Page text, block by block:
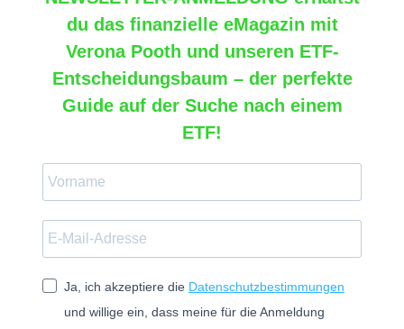
du das finanzielle eMagazin mit
Verona Pooth und unseren ETF-
Entscheidungsbaum – der perfekte
Guide auf der Suche nach einem
ETF!
Ja, ich akzeptiere die Datenschutzbestimmungen
und willige ein, dass meine für die Anmeldung